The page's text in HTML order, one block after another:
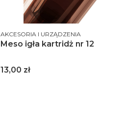
PRODUCENT
AKCESORIA I URZĄDZENIA
Meso igła kartridż nr 12
Cena
13,00 zł